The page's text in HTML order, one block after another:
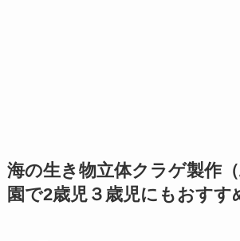
海の生き物立体クラゲ製作
園で2歳児３歳児にもおすす